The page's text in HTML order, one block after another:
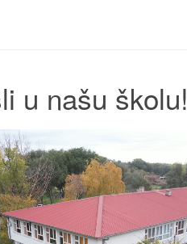
u našu školu!